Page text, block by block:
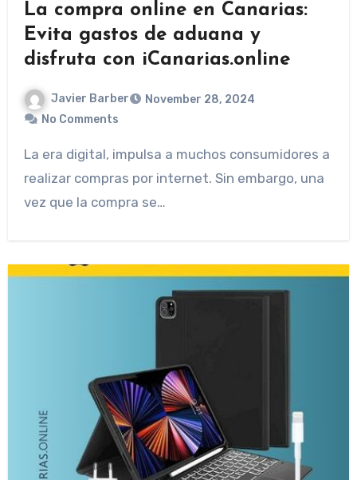
La compra online en Canarias:
Evita gastos de aduana y
disfruta con iCanarias.online
Javier Barber
November 28, 2024
No Comments
La era digital, impulsa a muchos consumidores a
realizar compras por internet. Sin embargo, una
vez que la compra se…